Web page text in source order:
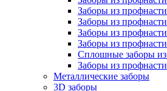
Заборы из
Заборы из
Заборы из
Заборы из
Сплошные заборы из
Заборы из
Металлические заборы
3D заборы